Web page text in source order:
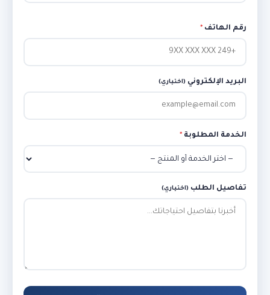
رقم الهاتف *
البريد الإلكتروني (اختياري)
الخدمة المطلوبة *
تفاصيل الطلب (اختياري)